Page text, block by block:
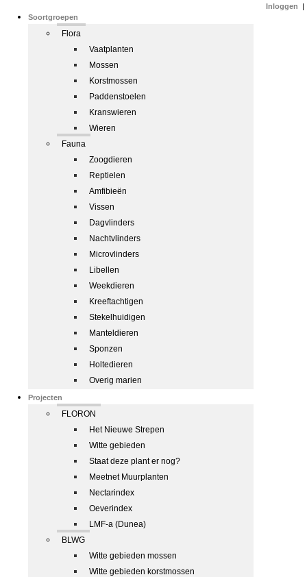
Soortgroepen
Flora
Vaatplanten
Mossen
Korstmossen
Paddenstoelen
Kranswieren
Wieren
Fauna
Zoogdieren
Reptielen
Amfibieën
Vissen
Dagvlinders
Nachtvlinders
Microvlinders
Libellen
Weekdieren
Kreeftachtigen
Stekelhuidigen
Manteldieren
Sponzen
Holtedieren
Overig marien
Projecten
FLORON
Het Nieuwe Strepen
Witte gebieden
Staat deze plant er nog?
Meetnet Muurplanten
Nectarindex
Oeverindex
LMF-a (Dunea)
BLWG
Witte gebieden mossen
Witte gebieden korstmossen
Inloggen |